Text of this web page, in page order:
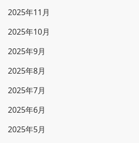
2025年11月
2025年10月
2025年9月
2025年8月
2025年7月
2025年6月
2025年5月